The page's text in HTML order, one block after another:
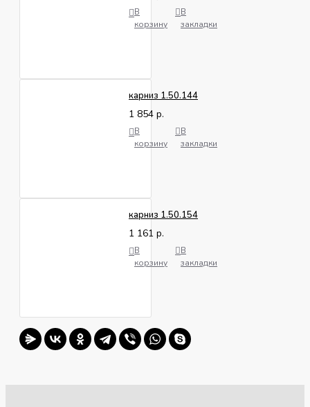
В
корзину
В
закладки
карниз 1.50.144
1 854 р.
В
корзину
В
закладки
карниз 1.50.154
1 161 р.
В
корзину
В
закладки